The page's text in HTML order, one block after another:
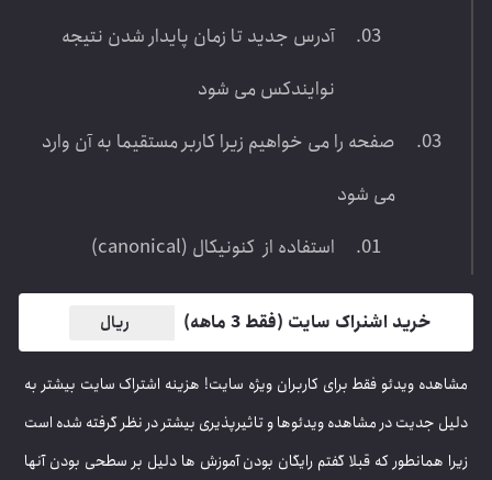
آدرس جدید تا زمان پایدار شدن نتیجه
نوایندکس می شود
صفحه را می خواهیم زیرا کاربر مستقیما به آن وارد
می شود
استفاده از کنونیکال (canonical)
خرید اشنراک سایت (فقط 3 ماهه)
ویدئو فقط برای کاربران ویژه سایت! هزینه اشتراک سایت بیشتر به
جدیت در مشاهده ویدئوها و تاثیرپذیری بیشتر در نظر گرفته شده است
همانطور که قبلا گفتم رایگان بودن آموزش ها دلیل بر سطحی بودن آنها